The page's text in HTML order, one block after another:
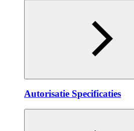
Autorisatie Specificaties